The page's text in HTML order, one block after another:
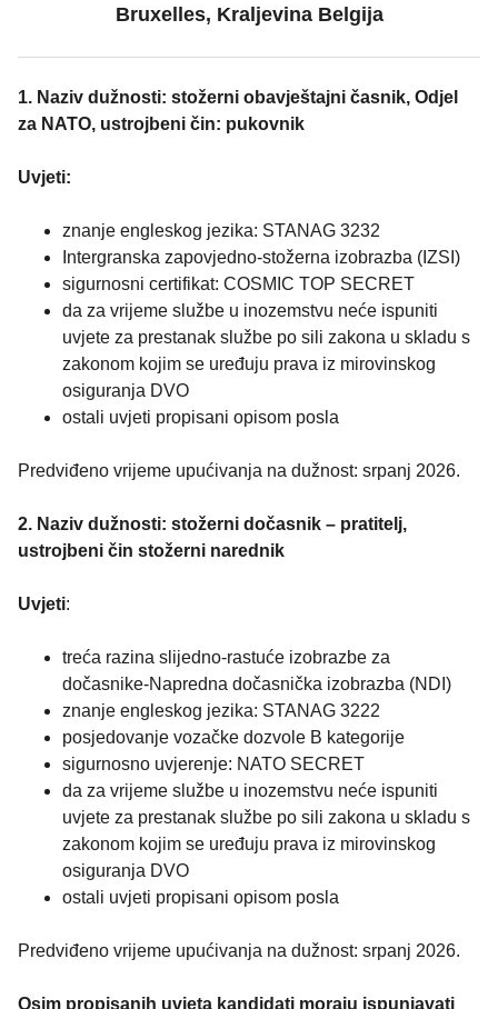
Bruxelles, Kraljevina Belgija
1. Naziv dužnosti: stožerni obavještajni časnik, Odjel
za NATO, ustrojbeni čin: pukovnik
Uvjeti:
znanje engleskog jezika: STANAG 3232
Intergranska zapovjedno-stožerna izobrazba (IZSI)
sigurnosni certifikat: COSMIC TOP SECRET
da za vrijeme službe u inozemstvu neće ispuniti
uvjete za prestanak službe po sili zakona u skladu s
zakonom kojim se uređuju prava iz mirovinskog
osiguranja DVO
ostali uvjeti propisani opisom posla
Predviđeno vrijeme upućivanja na dužnost: srpanj 2026.
2. Naziv dužnosti: stožerni dočasnik – pratitelj,
ustrojbeni čin stožerni narednik
Uvjeti:
treća razina slijedno-rastuće izobrazbe za
dočasnike-Napredna dočasnička izobrazba (NDI)
znanje engleskog jezika: STANAG 3222
posjedovanje vozačke dozvole B kategorije
sigurnosno uvjerenje: NATO SECRET
da za vrijeme službe u inozemstvu neće ispuniti
uvjete za prestanak službe po sili zakona u skladu s
zakonom kojim se uređuju prava iz mirovinskog
osiguranja DVO
ostali uvjeti propisani opisom posla
Predviđeno vrijeme upućivanja na dužnost: srpanj 2026.
Osim propisanih uvjeta kandidati moraju ispunjavati